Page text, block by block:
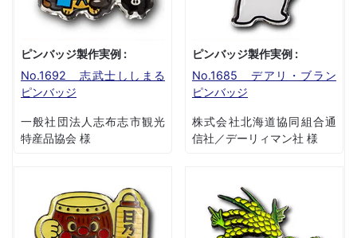
ピンバッジ製作実例 :
No.1692 志武士ししまる
ピンバッジ
一般社団法人志布志市観光
特産品協会 様
ピンバッジ製作実例 :
No.1685 デアリ・ブラン
ピンバッジ
株式会社北海道協同組合通
信社／デーリィマン社 様